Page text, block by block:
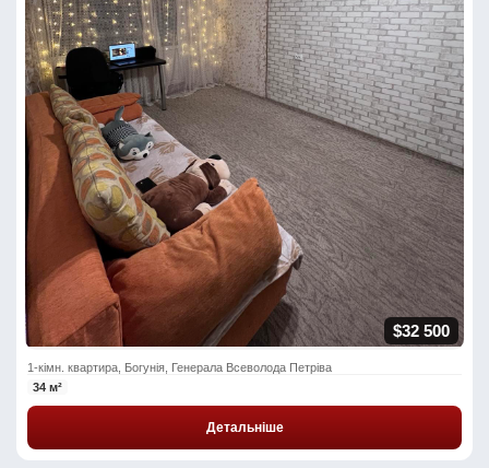
$32 500
1-кімн. квартира, Богунія, Генерала Всеволода Петріва
34 м²
Детальніше